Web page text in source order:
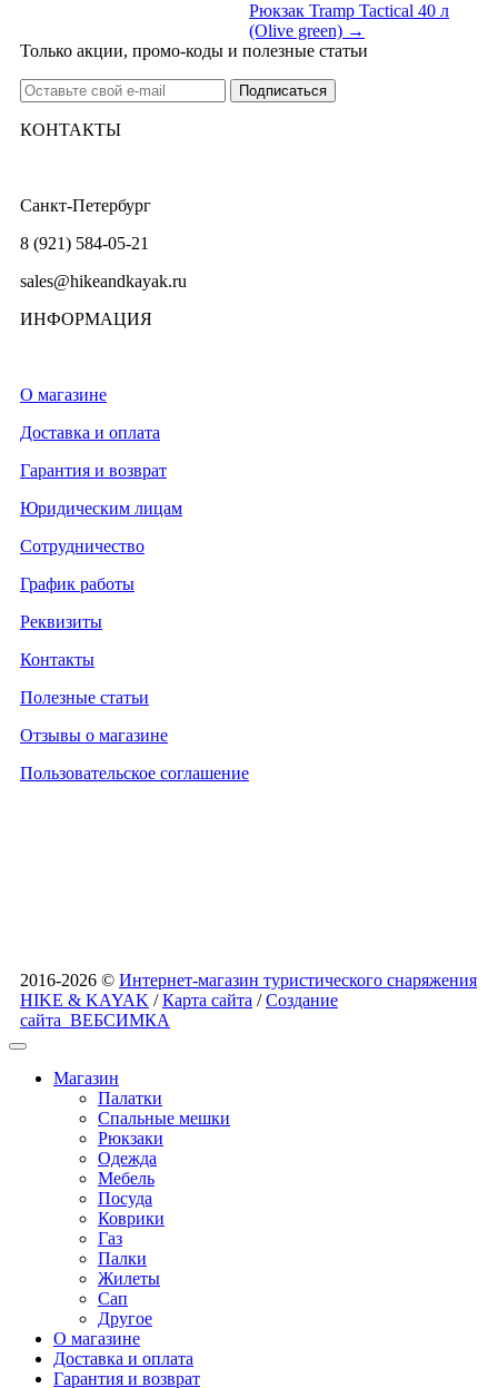
Рюкзак Tramp Tactical 40 л
(Olive green) →
Только акции, промо-коды и полезные статьи
КОНТАКТЫ
Санкт-Петербург
8 (921) 584-05-21
sales@hikeandkayak.ru
ИНФОРМАЦИЯ
О магазине
Доставка и оплата
Гарантия и возврат
Юридическим лицам
Сотрудничество
График работы
Реквизиты
Контакты
Полезные статьи
Отзывы о магазине
Пользовательское соглашение
2016-2026 © Интернет-магазин туристического снаряжения
HIKE & KAYAK /Карта сайта /Создание
сайта ВЕБСИМКА
Магазин
Палатки
Спальные мешки
Рюкзаки
Одежда
Мебель
Посуда
Коврики
Газ
Палки
Жилеты
Сап
Другое
О магазине
Доставка и оплата
Гарантия и возврат